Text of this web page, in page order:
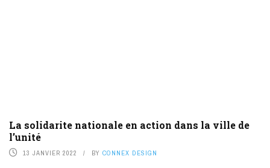
La solidarite nationale en action dans la ville de
l’unité
13 JANVIER 2022 BY CONNEX DESIGN